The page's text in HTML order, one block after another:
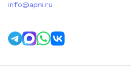
info@apni.ru